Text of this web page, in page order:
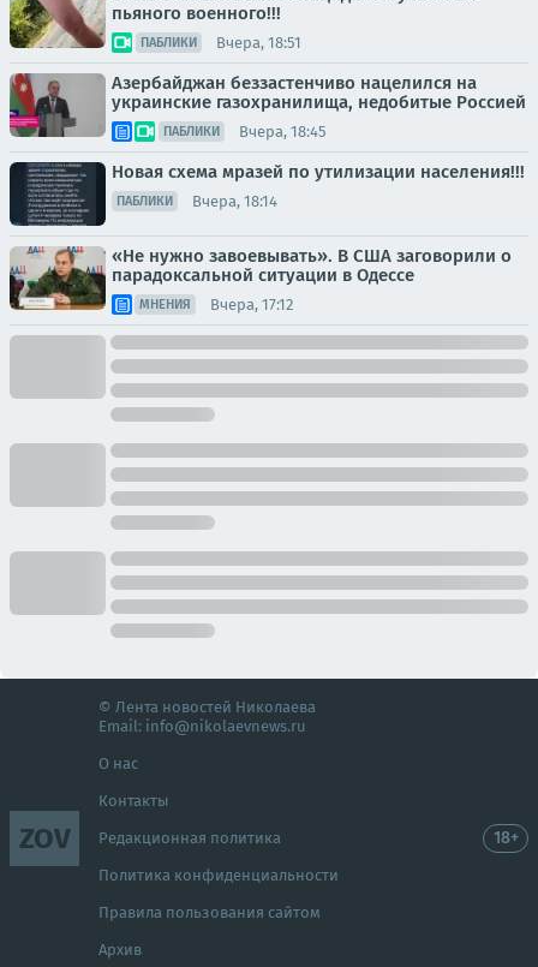
пьяного военного!!!
ПАБЛИКИ Вчера, 18:51
Азербайджан беззастенчиво нацелился на
украинские газохранилища, недобитые Россией
ПАБЛИКИ Вчера, 18:45
Новая схема мразей по утилизации населения!!!
ПАБЛИКИ Вчера, 18:14
«Не нужно завоевывать». В США заговорили о
парадоксальной ситуации в Одессе
МНЕНИЯ Вчера, 17:12
ZOV
© Лента новостей Николаева
Email: info@nikolaevnews.ru
О нас
Контакты
Редакционная политика
Политика конфиденциальности
Правила пользования сайтом
Архив
18+